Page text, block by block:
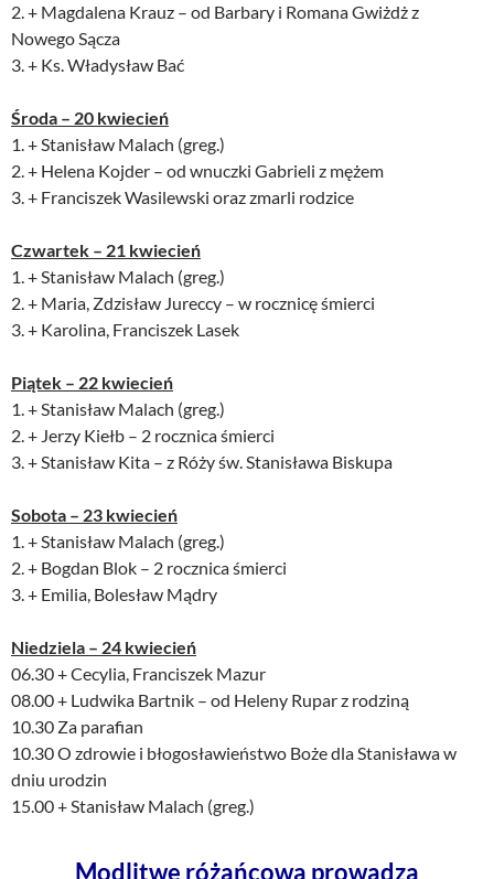
2. + Magdalena Krauz – od Barbary i Romana Gwiżdż z
Nowego Sącza
3. + Ks. Władysław Bać
Środa – 20 kwiecień
1. + Stanisław Malach (greg.)
2. + Helena Kojder – od wnuczki Gabrieli z mężem
3. + Franciszek Wasilewski oraz zmarli rodzice
Czwartek – 21 kwiecień
1. + Stanisław Malach (greg.)
2. + Maria, Zdzisław Jureccy – w rocznicę śmierci
3. + Karolina, Franciszek Lasek
Piątek – 22 kwiecień
1. + Stanisław Malach (greg.)
2. + Jerzy Kiełb – 2 rocznica śmierci
3. + Stanisław Kita – z Róży św. Stanisława Biskupa
Sobota – 23 kwiecień
1. + Stanisław Malach (greg.)
2. + Bogdan Blok – 2 rocznica śmierci
3. + Emilia, Bolesław Mądry
Niedziela – 24 kwiecień
06.30 + Cecylia, Franciszek Mazur
08.00 + Ludwika Bartnik – od Heleny Rupar z rodziną
10.30 Za parafian
10.30 O zdrowie i błogosławieństwo Boże dla Stanisława w
dniu urodzin
15.00 + Stanisław Malach (greg.)
Modlitwę różańcową prowadzą